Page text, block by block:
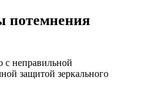
потемнения
с неправильной
защитой зеркального